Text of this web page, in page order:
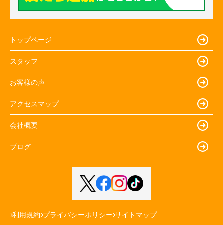
トップページ
スタッフ
お客様の声
アクセスマップ
会社概要
ブログ
利用規約 プライバシーポリシー サイトマップ